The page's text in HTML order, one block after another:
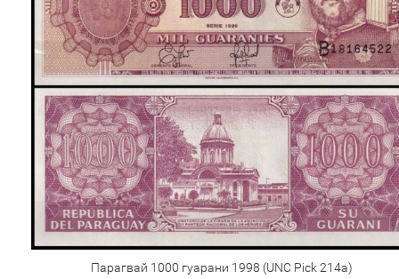
Парагвай 1000 гуарани 1998 (UNC Pick 214a)